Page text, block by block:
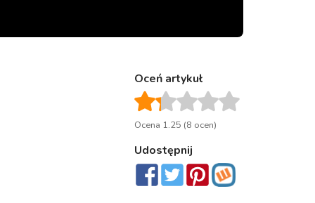
Oceń artykuł
Ocena 1.25 (8 ocen)
Udostępnij